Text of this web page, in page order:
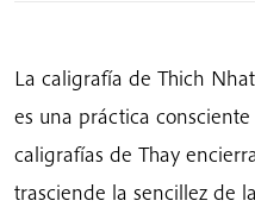
Thich
Nhat
Hanh
cantidad
La caligrafía de Thich
es una práctica
caligrafías de Thay
trasciende la sencillez de